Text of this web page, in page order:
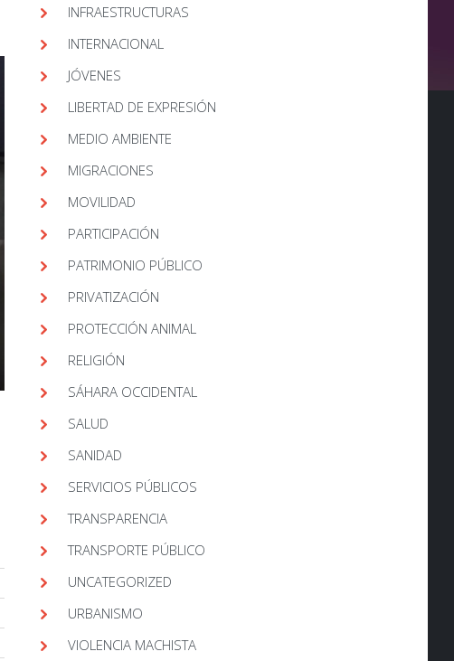
INFRAESTRUCTURAS
INTERNACIONAL
JÓVENES
LIBERTAD DE EXPRESIÓN
MEDIO AMBIENTE
MIGRACIONES
MOVILIDAD
PARTICIPACIÓN
PATRIMONIO PÚBLICO
PRIVATIZACIÓN
PROTECCIÓN ANIMAL
RELIGIÓN
SÁHARA OCCIDENTAL
SALUD
SANIDAD
SERVICIOS PÚBLICOS
TRANSPARENCIA
TRANSPORTE PÚBLICO
UNCATEGORIZED
URBANISMO
VIOLENCIA MACHISTA